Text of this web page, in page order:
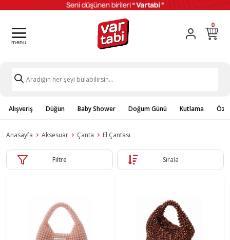
0
Alışveriş Düğün Baby Shower Doğum Günü Kutlama
Anasayfa Aksesuar Çanta El Çantası
Filtre Sırala